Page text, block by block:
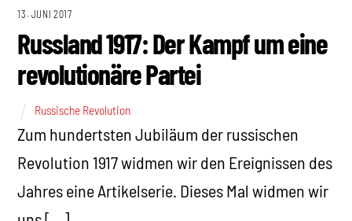
13. JUNI 2017
Russland 1917: Der Kampf um eine
revolutionäre Partei
Russische Revolution
Zum hundertsten Jubiläum der russischen
Revolution 1917 widmen wir den Ereignissen des
Jahres eine Artikelserie. Dieses Mal widmen wir